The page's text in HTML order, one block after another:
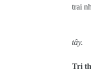
trai
tây.
Tri